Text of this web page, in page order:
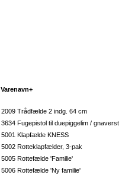
Varenavn+
2009 Trådfælde 2 indg. 64 cm
3634 Fugepistol til duepiggelim /
5001 Klapfælde KNESS
5002 Rotteklapfælder, 3-pak
5005 Rottefælde 'Familie'
5006 Rottefælde 'Ny familie'